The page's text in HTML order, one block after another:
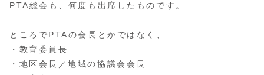
PTA総会も、何度も出席したものです。
ところでPTAの会長とかではなく、
・教育委員長
・地区会長／地域の協議会会長